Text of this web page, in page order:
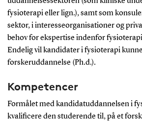
fysioterapi eller lign.), samt som
sektor, i interesseorganisationer og
behov for ekspertise indenfor
Endelig vil kandidater i fysioterapi
forskeruddannelse (Ph.d.).
Kompetencer
Formålet med kandidatuddannelsen i
kvalificere den studerende til, på et